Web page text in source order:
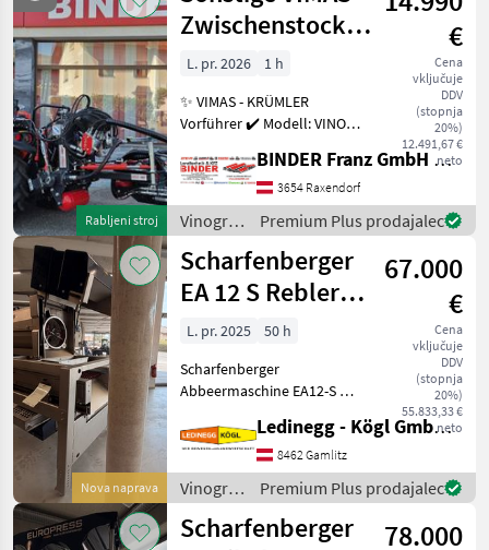
Rabljeni stroj
Zwischenstock-
KRÜMLER
€
Cena
vključuje
DDV
(stopnja
20%)
12.491,67 €
neto
L. pr. 2026
1 h
✨ VIMAS - KRÜMLER
Vorführer ✔️ Modell: VINO -
serienmäßiger Ausführung
✔️ Heckanbau - einseitig ✔️
Hohe
Arbeitsgeschwindigkeit bis
zu 5, 5
BINDER Franz GmbH & CoKG
3654 Raxendorf
Vinogradništvo
/
Sonstige
Premium Plus prodajalec
Nova naprava
Scharfenberger
EA 12 S Rebler +
Rollensortierer
67.000
€
Cena
vključuje
DDV
(stopnja
20%)
55.833,33 €
neto
L. pr. 2025
50 h
Scharfenberger
Abbeermaschine EA12-S mit
Quetschwalze – Präzision
und Flexibilität für die
Traubenverarbeitung -
Vorführmaschine
Beschreibung:
Ledinegg - Kögl GmbH - Obst- und Weinbautechnik
8462 Gamlitz
Vinogradništvo
/
Scharfenberger
Premium Plus prodajalec
Scharfenberger
78.000